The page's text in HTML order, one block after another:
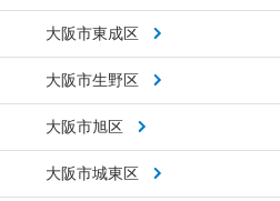
大阪市東成区
大阪市生野区
大阪市旭区
大阪市城東区